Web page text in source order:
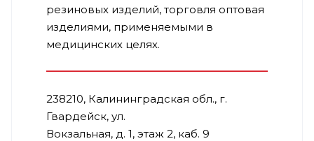
резиновых изделий, торговля оптовая
изделиями, применяемыми в
медицинских целях.
238210, Калининградская обл., г.
Гвардейск, ул.
Вокзальная, д. 1, этаж 2, каб. 9